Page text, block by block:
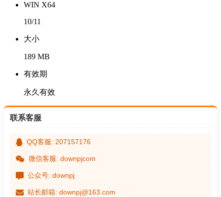
WIN X64
10/11
大小
189 MB
有效期
永久有效
联系客服
QQ客服: 207157176
微信客服: downpjcom
公众号: downpj
站长邮箱: downpj@163.com